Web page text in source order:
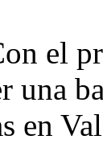
el
una
en